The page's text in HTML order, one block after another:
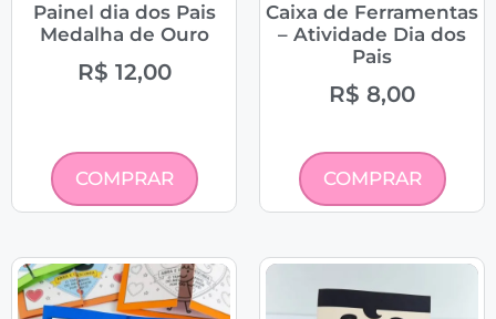
Painel dia dos Pais
Medalha de Ouro
R$ 12,00
COMPRAR
Caixa de Ferramentas
– Atividade Dia dos
Pais
R$ 8,00
COMPRAR